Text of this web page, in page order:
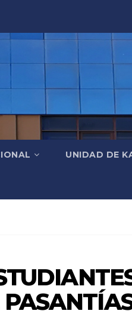
UNIDAD DE